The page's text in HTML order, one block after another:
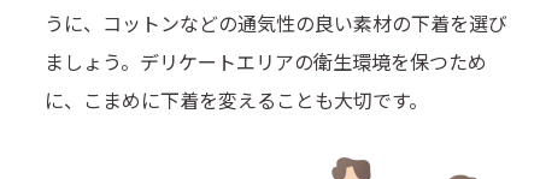
うに、コットンなどの通気性の良い素材の下着を選び
ましょう。デリケートエリアの衛生環境を保つため
に、こまめに下着を変えることも大切です。